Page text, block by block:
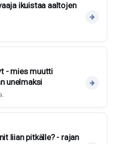
ikuistaa aaltojen
- mies muutti
unelmaksi
liian pitkälle? - rajan